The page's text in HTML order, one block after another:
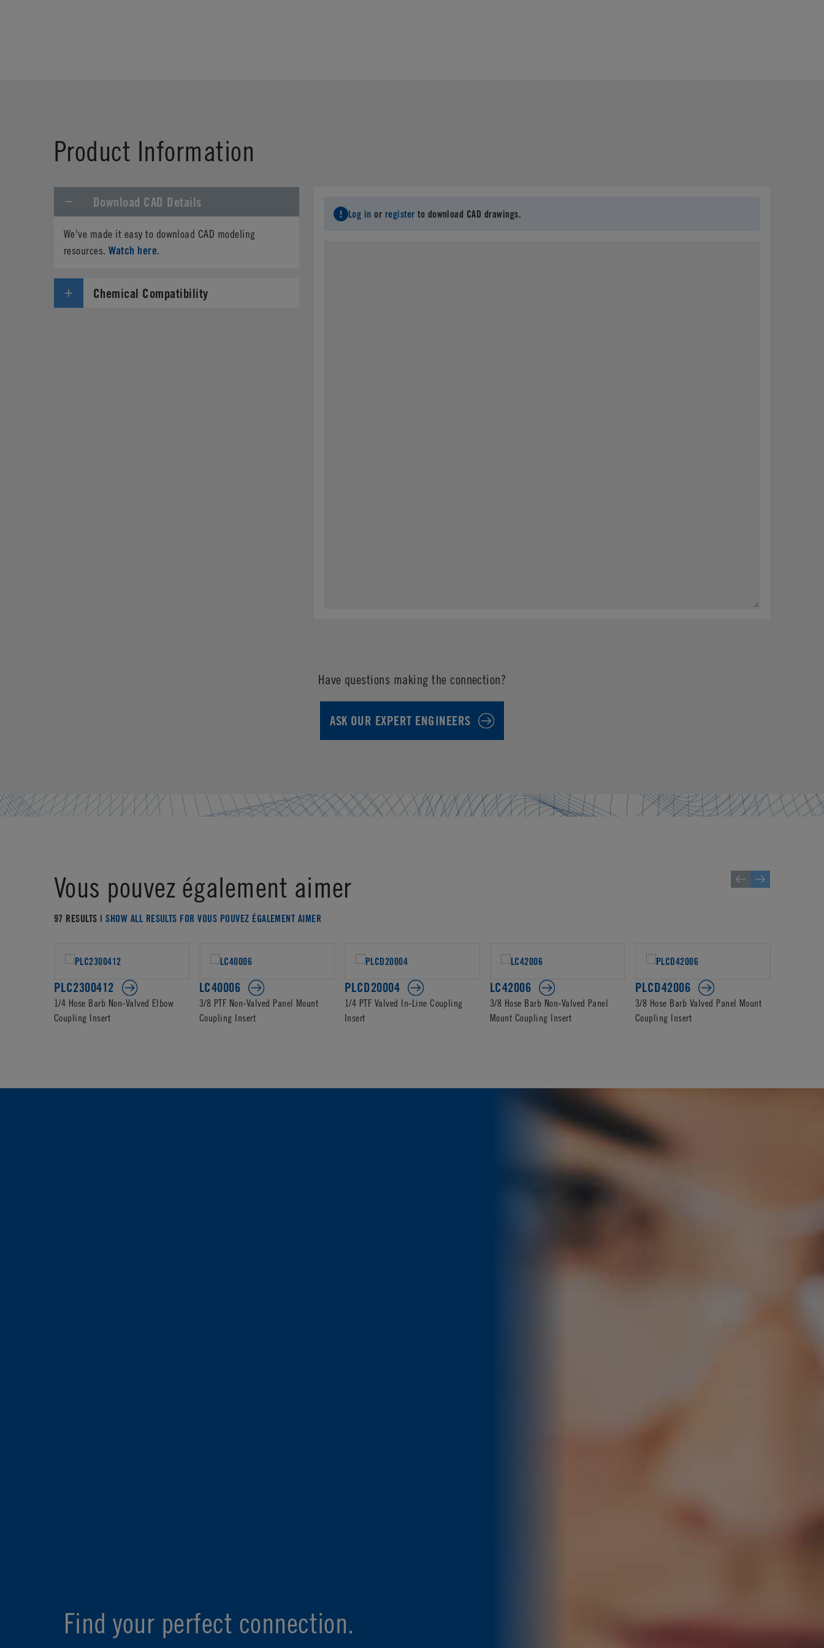
Product Information
Download CAD Details
We've made it easy to download CAD modeling
resources.Watch here.
Log in or register to download CAD drawings.
Chemical Compatibility
Have questions making the connection?
ASK OUR EXPERT ENGINEERS
Vous pouvez également aimer
97 RESULTS |SHOW ALL RESULTS FOR VOUS POUVEZ ÉGALEMENT AIMER
PLC2300412
1/4 Hose Barb Non-Valved Elbow
Coupling Insert
LC40006
3/8 PTF Non-Valved Panel Mount
Coupling Insert
PLCD20004
1/4 PTF Valved In-Line Coupling
Insert
LC42006
3/8 Hose Barb Non-Valved Panel
Mount Coupling Insert
PLCD42006
3/8 Hose Barb Valved Panel Mount
Coupling Insert
Find your perfect connection.